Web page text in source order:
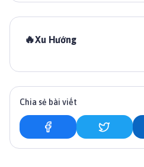
🔥Xu Hướng
Chia sẻ bài viết